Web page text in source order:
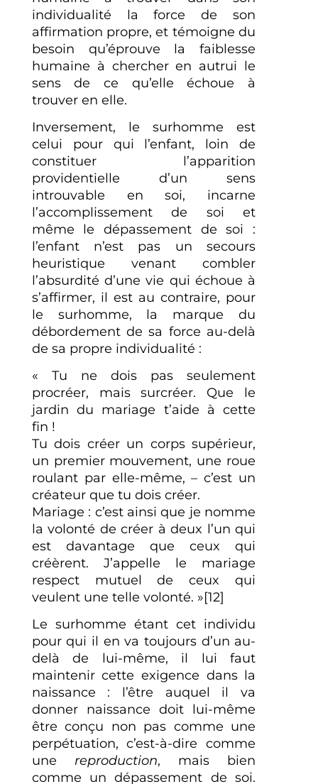
individualité la force de son
affirmation propre, et témoigne du
besoin qu’éprouve la faiblesse
humaine à chercher en autrui le
sens de ce qu’elle échoue à
trouver en elle.
Inversement, le surhomme est
celui pour qui l’enfant, loin de
constituer l’apparition
providentielle d’un sens
introuvable en soi, incarne
l’accomplissement de soi et
même le dépassement de soi :
l’enfant n’est pas un secours
heuristique venant combler
l’absurdité d’une vie qui échoue à
s’affirmer, il est au contraire, pour
le surhomme, la marque du
débordement de sa force au-delà
de sa propre individualité :
« Tu ne dois pas seulement
procréer, mais surcréer. Que le
jardin du mariage t’aide à cette
fin !
Tu dois créer un corps supérieur,
un premier mouvement, une roue
roulant par elle-même, – c’est un
créateur que tu dois créer.
Mariage : c’est ainsi que je nomme
la volonté de créer à deux l’un qui
est davantage que ceux qui
créèrent. J’appelle le mariage
respect mutuel de ceux qui
veulent une telle volonté. »[12]
Le surhomme étant cet individu
pour qui il en va toujours d’un au-
delà de lui-même, il lui faut
maintenir cette exigence dans la
naissance : l’être auquel il va
donner naissance doit lui-même
être conçu non pas comme une
perpétuation, c’est-à-dire comme
une reproduction, mais bien
comme un dépassement de soi.